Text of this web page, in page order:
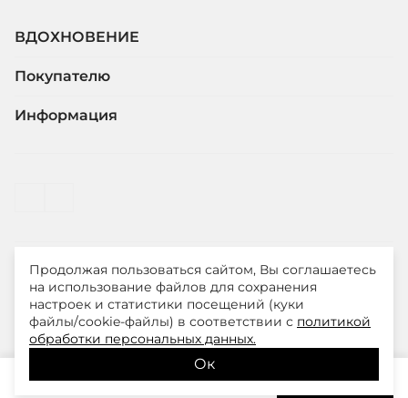
9 300₽ В корзину
ВДОХНОВЕНИЕ
Покупателю
Информация
© ООО "ЛиМ Холдинг" 2026
Smith&Soul – модная одежда для стильных и уверенных
в себе женщин
Продолжая пользоваться сайтом, Вы соглашаетесь
на использование файлов для сохранения
настроек и статистики посещений (куки
файлы/cookie-файлы) в соответствии с политикой
обработки персональных данных.
Ок